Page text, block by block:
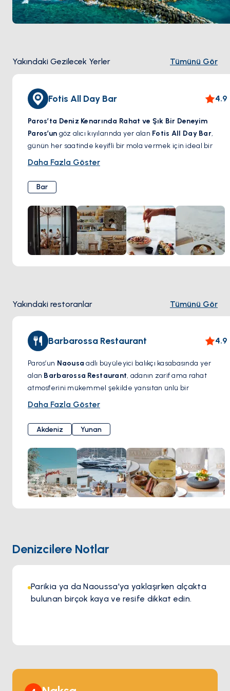
Yakındaki Gezilecek Yerler Tümünü Gör
Fotis All Day Bar 4.9
Paros’ta Deniz Kenarında Rahat ve Şık Bir Deneyim
Paros’un göz alıcı kıyılarında yer alan Fotis All Day Bar,
günün her saatinde keyifli bir mola vermek için ideal bir
adres. Rahat ama şık atmosferi, ferahlatıcı imza
noktası misafirlerini güneşin tadını çıkarmaya, huzurlu bir
brunch yapmaya veya akşam esintisiyle el yapımı bir içkinin
keyfini sürmeye davet ediyor. İster sakin bir öğleden sonra,
ister enerjik bir gece geçirmek isteyin,
Fotis All Day Bar
adada unutulmaz bir deneyim sunuyor.
Daha Fazla Göster
Bar
Yakındaki restoranlar Tümünü Gör
Barbarossa Restaurant 4.9
Paros’un Naousa adlı büyüleyici balıkçı kasabasında yer
alan Barbarossa Restaurant, adanın zarif ama rahat
atmosferini mükemmel şekilde yansıtan ünlü bir
gastronomi noktasıdır. Deniz kenarındaki eşsiz konumuyla
Akdeniz mutfağı ve özenle hazırlanmış Yunan lezzetleriyle
öne çıkıyor. Menüsünde ızgara ahtapot, ıstakozlu makarna
ve yerel olarak temin edilen taze balık gibi özel tatlar
bulunuyor; geleneksel tarifler modern dokunuşlarla
yeniden hayat buluyor.
Barbarossa’da yemek yemek sadece bir öğün değil,
unutulmaz bir deneyimdir. Gün batımında Ege Denizi’ne
karşı bir kadeh şarabın tadını çıkarırken ya da deniz
ruhunun mükemmel uyumunu sunan Barbarossa, Paros’ta
Daha Fazla Göster
Akdeniz Yunan
Denizcilere Notlar
Parikia ya da Naoussa'ya yaklaşırken alçakta
bulunan birçok kaya ve resife dikkat edin.